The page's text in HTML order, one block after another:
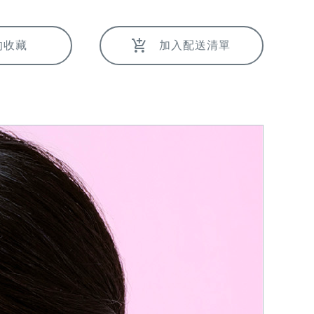
收藏 加入配送清單